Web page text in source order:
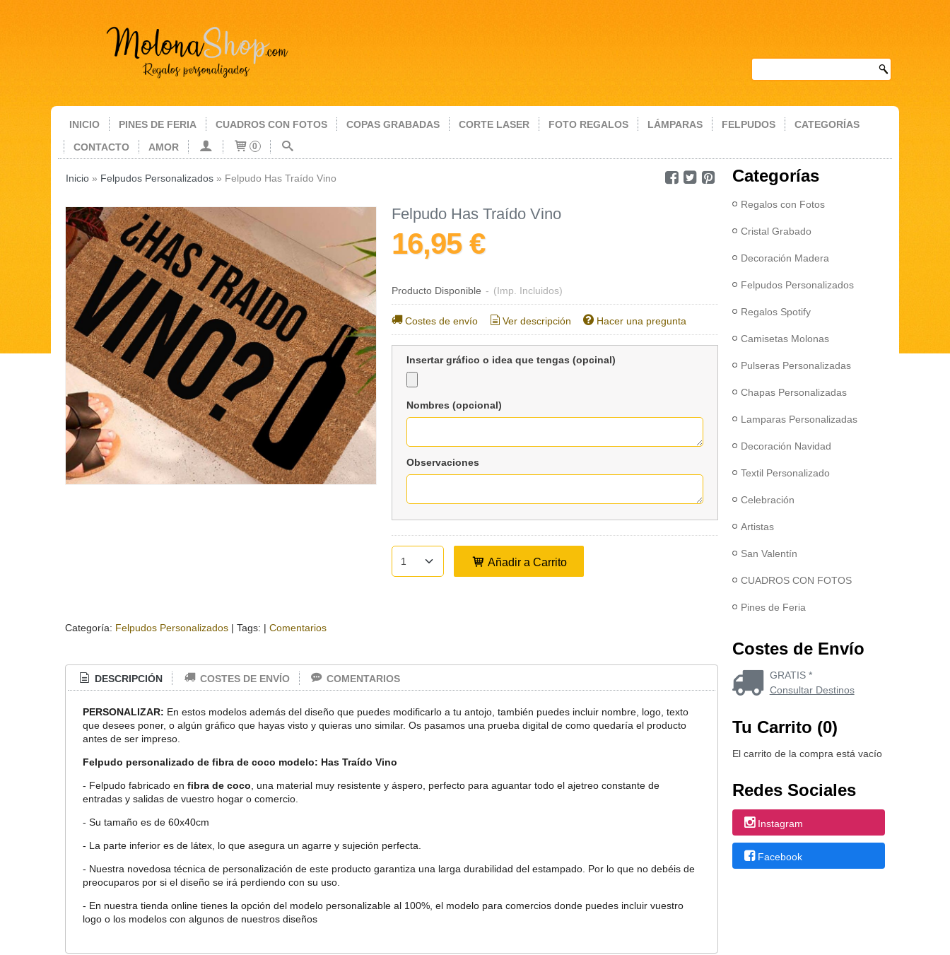
INICIO PINES DE FERIA CUADROS CON FOTOS COPAS GRABADAS CORTE LASER FOTO REGALOS LÁMPARAS FELPUDOS
CATEGORÍAS
CONTACTO
AMOR 0
Inicio » Felpudos Personalizados » Felpudo Has Traído Vino
Felpudo Has Traído Vino
16,95 €
Producto Disponible - (Imp. Incluidos)
Costes de envío Ver descripción Hacer una pregunta
Insertar gráfico o idea que tengas (opcinal)
Nombres (opcional)
Observaciones
Añadir a Carrito
Categoría: Felpudos Personalizados | Tags: | Comentarios
DESCRIPCIÓN COSTES DE ENVÍO COMENTARIOS
PERSONALIZAR: En estos modelos además del diseño que puedes modificarlo a tu antojo, también puedes incluir nombre, logo, texto
que desees poner, o algún gráfico que hayas visto y quieras uno similar. Os pasamos una prueba digital de como quedaría el producto
antes de ser impreso.
Felpudo personalizado de fibra de coco modelo: Has Traído Vino
- Felpudo fabricado en fibra de coco , una material muy resistente y áspero, perfecto para aguantar todo el ajetreo constante de
entradas y salidas de vuestro hogar o comercio.
- Su tamaño es de 60x40cm
- La parte inferior es de látex, lo que asegura un agarre y sujeción perfecta.
- Nuestra novedosa técnica de personalización de este producto garantiza una larga durabilidad del estampado. Por lo que no debéis de
preocuparos por si el diseño se irá perdiendo con su uso.
- En nuestra tienda online tienes la opción del modelo personalizable al 100%, el modelo para comercios donde puedes incluir vuestro
logo o los modelos con algunos de nuestros diseños
Categorías
Regalos con Fotos
Cristal Grabado
Decoración Madera
Felpudos Personalizados
Regalos Spotify
Camisetas Molonas
Pulseras Personalizadas
Chapas Personalizadas
Lamparas Personalizadas
Decoración Navidad
Textil Personalizado
Celebración
Artistas
San Valentín
CUADROS CON FOTOS
Pines de Feria
Costes de Envío
GRATIS *
Consultar Destinos
Tu Carrito (0)
El carrito de la compra está vacío
Redes Sociales
Instagram
Facebook